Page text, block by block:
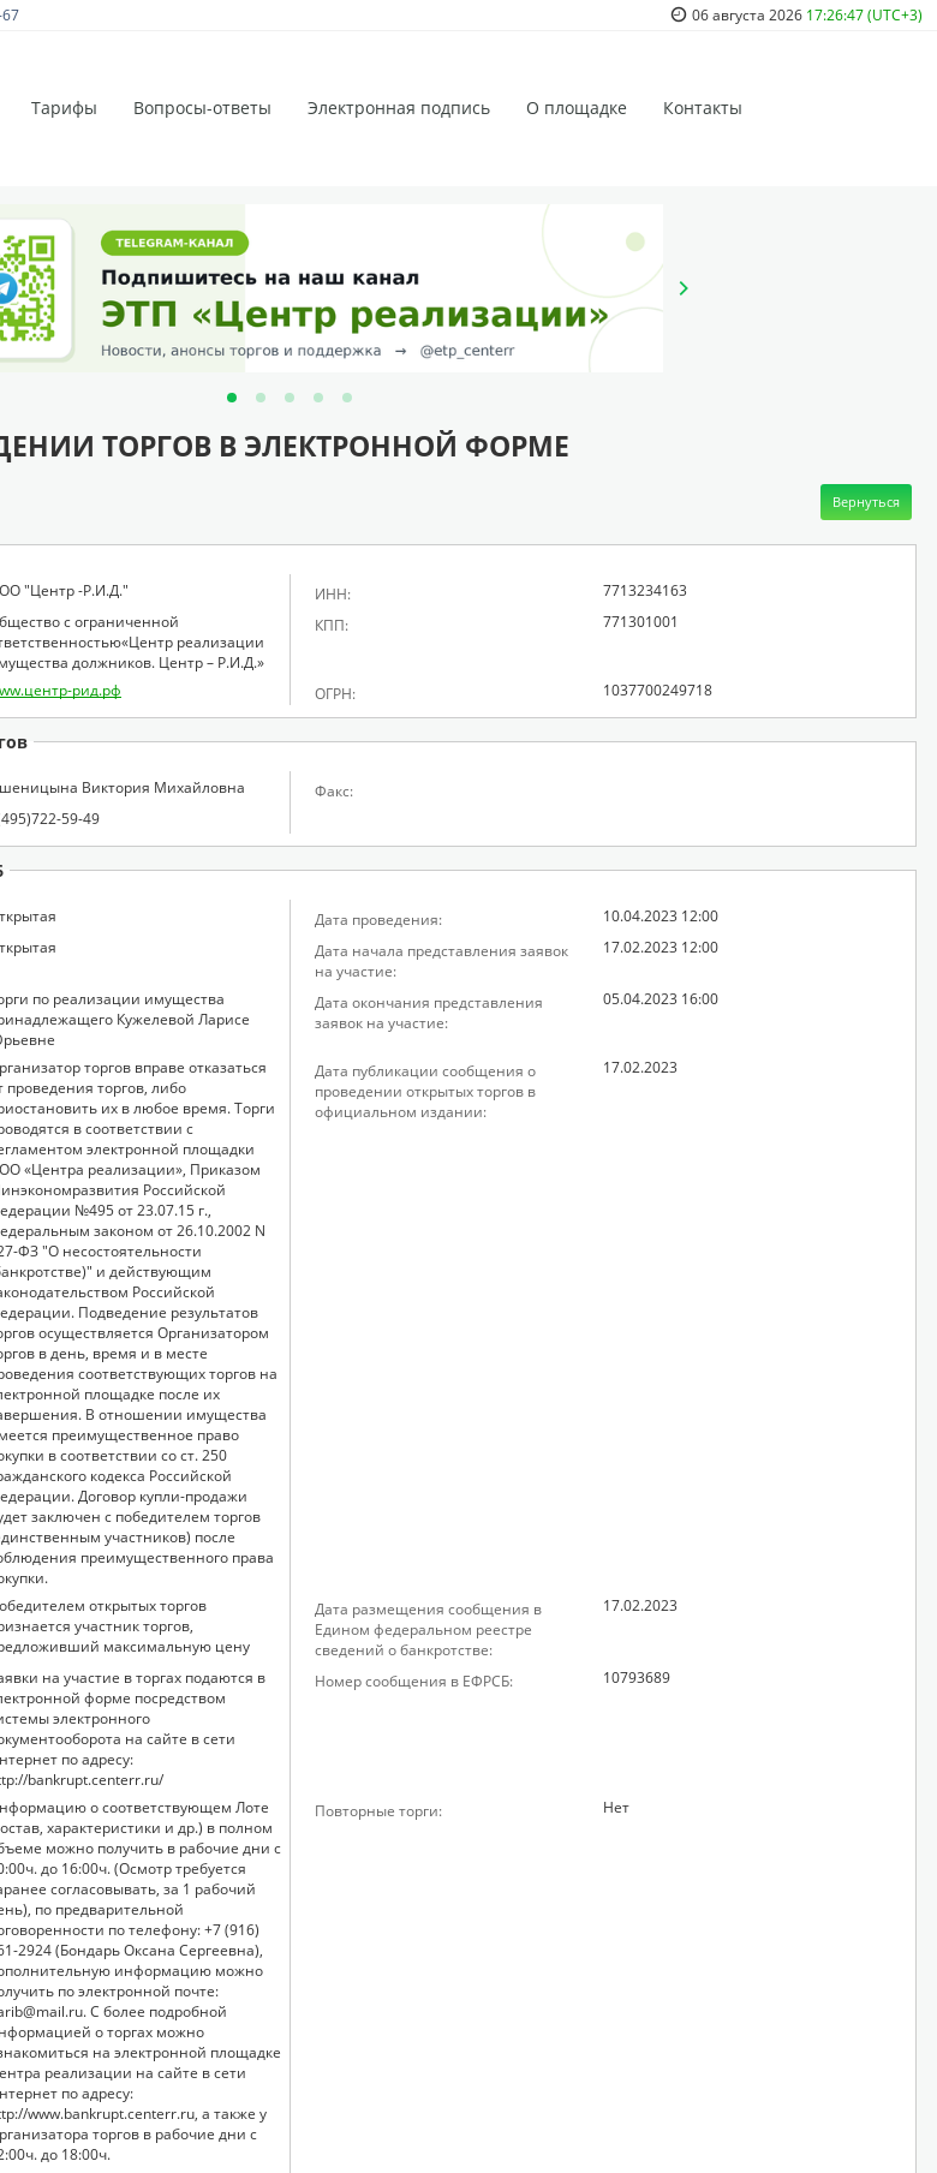
06 августа 2026 17:26:47 (UTC+3)
Тарифы Вопросы-ответы Электронная подпись О площадке Контакты
ТОРГОВ В ЭЛЕКТРОННОЙ ФОРМЕ
"Центр -Р.И.Д." ИНН:
7713234163
с ограниченной
реализации
должников. Центр – Р.И.Д.»
КПП: 771301001
рид.рф ОГРН: 1037700249718
Виктория Михайловна
Факс:
59-49
Дата проведения:
10.04.2023 12:00
Дата начала представления заявок
на участие:
17.02.2023 12:00
по реализации имущества
Кужелевой Ларисе
Дата окончания представления
заявок на участие:
05.04.2023 16:00
торгов вправе отказаться
проведения торгов, либо
их в любое время. Торги
в соответствии с
электронной площадки
«Центра реализации», Приказом
Российской
№495 от 23.07.15 г.,
законом от 26.10.2002 N
ФЗ "О несостоятельности
и действующим
Российской
Подведение результатов
осуществляется Организатором
в день, время и в месте
соответствующих торгов на
площадке после их
В отношении имущества
преимущественное право
в соответствии со ст. 250
кодекса Российской
Договор купли-продажи
заключен с победителем торгов
участников) после
преимущественного права
Дата публикации сообщения о
проведении открытых торгов в
официальном издании:
17.02.2023
открытых торгов
участник торгов,
максимальную цену
Дата размещения сообщения в
Едином федеральном реестре
сведений о банкротстве:
17.02.2023
на участие в торгах подаются в
форме посредством
электронного
на сайте в сети
по адресу:
bankrupt.centerr.ru/
Номер сообщения в ЕФРСБ: 10793689
о соответствующем Лоте
характеристики и др.) в полном
можно получить в рабочие дни с
до 16:00ч. (Осмотр требуется
согласовывать, за 1 рабочий
по предварительной
по телефону: +7 (916)
2924 (Бондарь Оксана Сергеевна),
информацию можно
по электронной почте:
С более подробной
о торгах можно
на электронной площадке
реализации на сайте в сети
по адресу:
www.bankrupt.centerr.ru, а также у
торгов в рабочие дни с
до 18:00ч.
Повторные торги: Нет